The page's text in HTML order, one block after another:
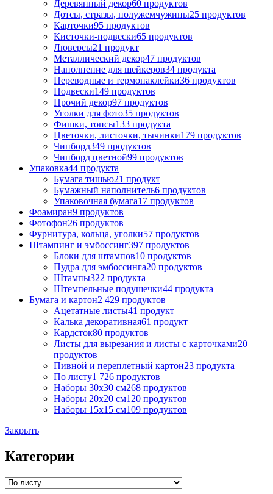
Деревянный декор60 продуктов
Дотсы, стразы, полужемчужины25 продуктов
Карточки95 продуктов
Кисточки-подвески65 продуктов
Люверсы21 продукт
Металлический декор47 продуктов
Наполнение для шейкеров34 продукта
Переводные и термонаклейки36 продуктов
Подвески149 продуктов
Прочий декор97 продуктов
Уголки для фото35 продуктов
Фишки, топсы133 продукта
Цветочки, листочки, тычинки179 продуктов
Чипборд349 продуктов
Чипборд цветной99 продуктов
Упаковка44 продукта
Бумага тишью21 продукт
Бумажный наполнитель6 продуктов
Упаковочная бумага17 продуктов
Фоамиран9 продуктов
Фотофон26 продуктов
Фурнитура, кольца, уголки57 продуктов
Штампинг и эмбоссинг397 продуктов
Блоки для штампов10 продуктов
Пудра для эмбоссинга20 продуктов
Штампы322 продукта
Штемпельные подушечки44 продукта
Бумага и картон2 429 продуктов
Ацетатные листы41 продукт
Калька декоративная61 продукт
Кардсток80 продуктов
Листы для вырезания и листы с карточками20
продуктов
Пивной и переплетный картон23 продукта
По листу1 726 продуктов
Наборы 30х30 см268 продуктов
Наборы 20х20 см120 продуктов
Наборы 15х15 см109 продуктов
Закрыть
Категории